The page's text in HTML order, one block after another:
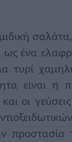
ως ένα
τυρί
είναι η
οι
προστασία